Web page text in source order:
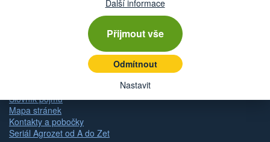
Další informace
Přijmout vše
Odmítnout
Nastavit
Odstoupení od kupní smlouvy
Slovník pojmů
Mapa stránek
Kontakty a pobočky
Seriál Agrozet od A do Zet